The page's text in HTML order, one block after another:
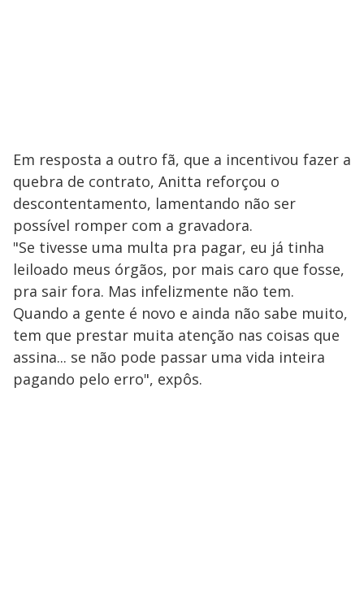
Em resposta a outro fã, que a incentivou fazer a
quebra de contrato, Anitta reforçou o
descontentamento, lamentando não ser
possível romper com a gravadora.
"Se tivesse uma multa pra pagar, eu já tinha
leiloado meus órgãos, por mais caro que fosse,
pra sair fora. Mas infelizmente não tem.
Quando a gente é novo e ainda não sabe muito,
tem que prestar muita atenção nas coisas que
assina... se não pode passar uma vida inteira
pagando pelo erro", expôs.